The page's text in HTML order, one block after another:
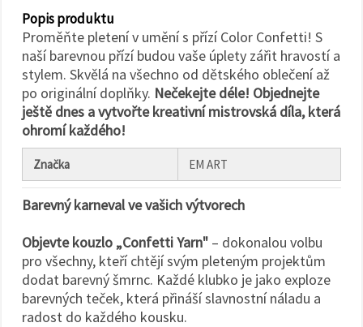
Popis produktu
Proměňte pletení v umění s přízí Color Confetti! S
naší barevnou přízí budou vaše úplety zářit hravostí a
stylem. Skvělá na všechno od dětského oblečení až
po originální doplňky. Nečekejte déle! Objednejte
ještě dnes a vytvořte kreativní mistrovská díla, která
ohromí každého!
Značka EM ART
Barevný karneval ve vašich výtvorech
Objevte kouzlo „Confetti Yarn" – dokonalou volbu
pro všechny, kteří chtějí svým pleteným projektům
dodat barevný šmrnc. Každé klubko je jako exploze
barevných teček, která přináší slavnostní náladu a
radost do každého kousku.